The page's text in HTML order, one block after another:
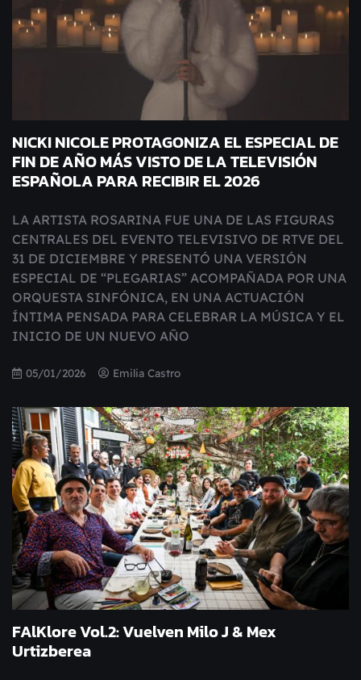
NICKI NICOLE PROTAGONIZA EL ESPECIAL DE
FIN DE AÑO MÁS VISTO DE LA TELEVISIÓN
ESPAÑOLA PARA RECIBIR EL 2026
LA ARTISTA ROSARINA FUE UNA DE LAS FIGURAS
CENTRALES DEL EVENTO TELEVISIVO DE RTVE DEL
31 DE DICIEMBRE Y PRESENTÓ UNA VERSIÓN
ESPECIAL DE “PLEGARIAS” ACOMPAÑADA POR UNA
ORQUESTA SINFÓNICA, EN UNA ACTUACIÓN
ÍNTIMA PENSADA PARA CELEBRAR LA MÚSICA Y EL
INICIO DE UN NUEVO AÑO
05/01/2026 Emilia Castro
FAlKlore Vol.2: Vuelven Milo J & Mex
Urtizberea